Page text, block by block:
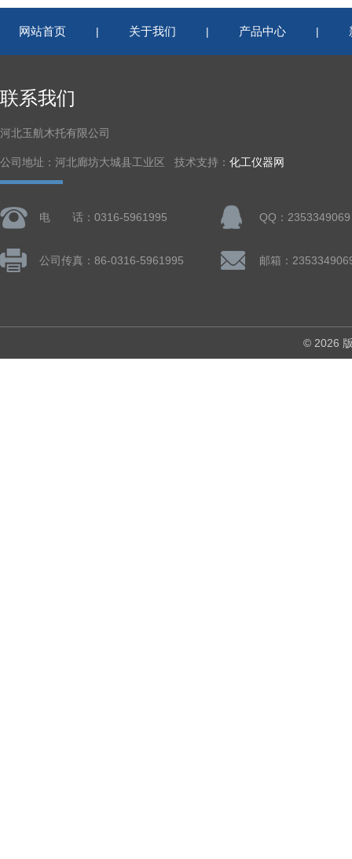
网站首页 | 关于我们 | 产品中心 |
联系我们
河北玉航木托有限公司
公司地址：河北廊坊大城县工业区 技术支持： 化工仪器网
电 话：0316-5961995 QQ：2353349069
公司传真：86-0316-5961995 邮箱：
© 2026